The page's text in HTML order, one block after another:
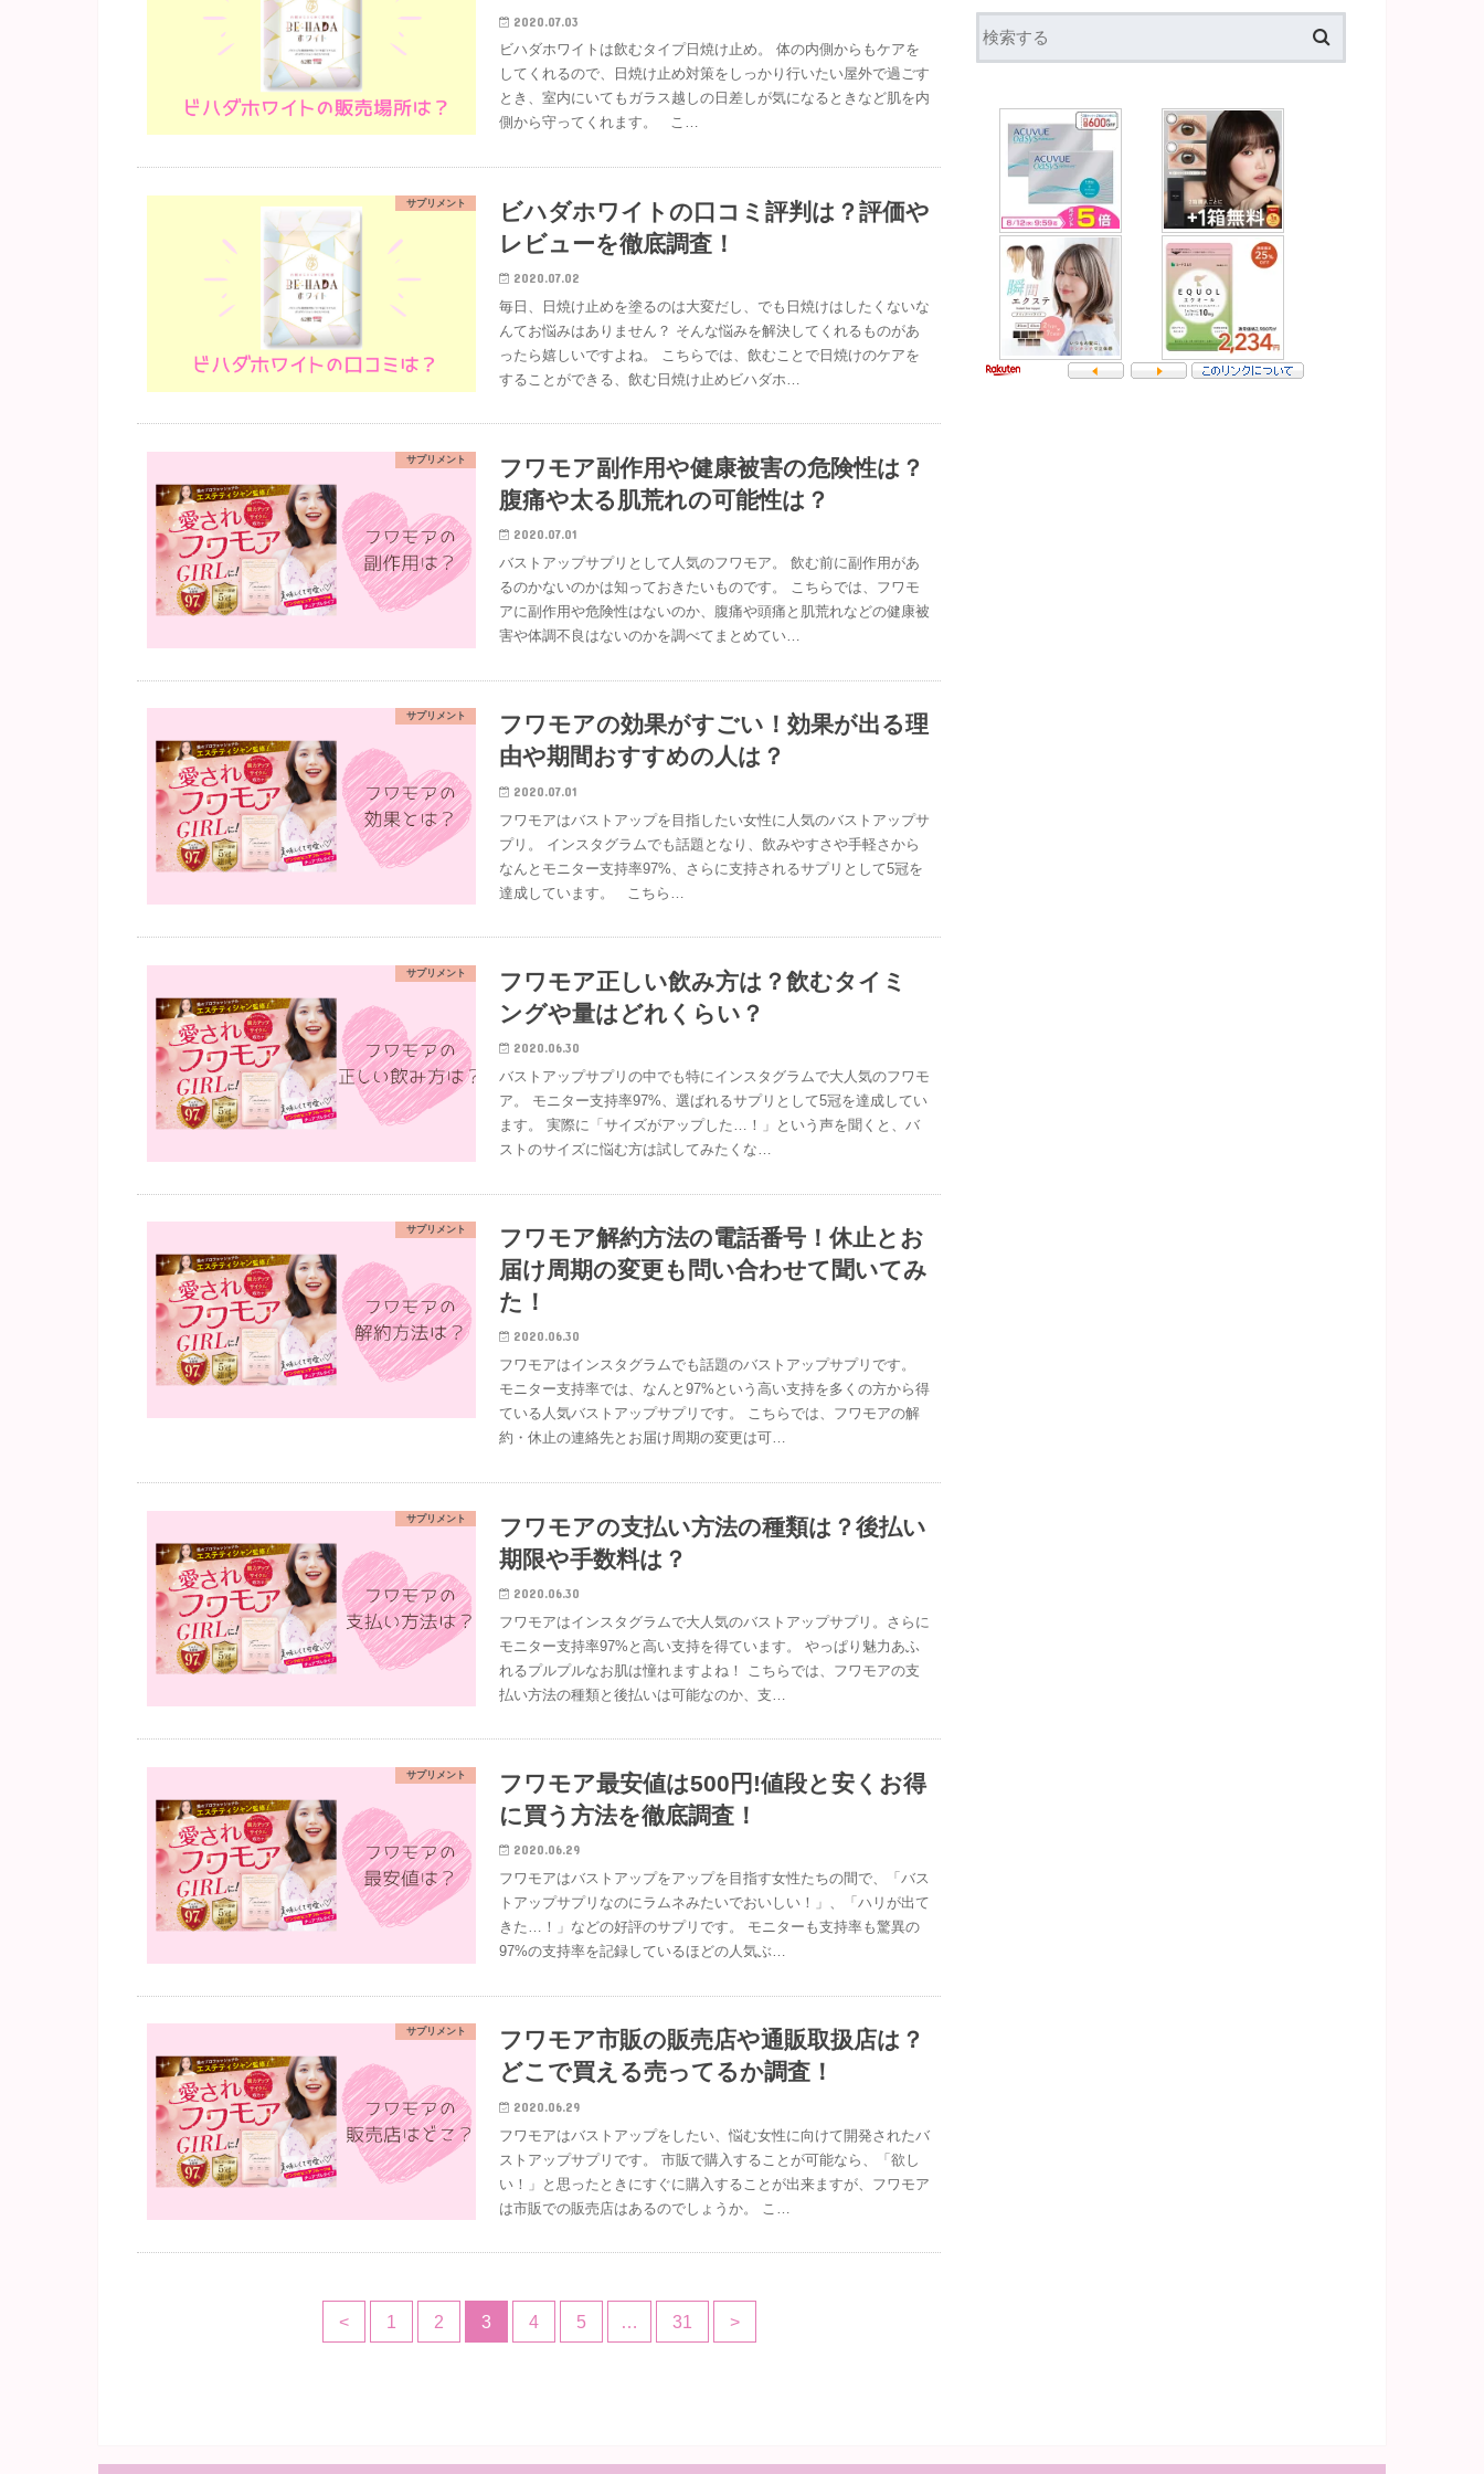
2020.07.03
ビハダホワイトは飲むタイプ日焼け止め。 体の内側からもケアを
してくれるので、日焼け止め対策をしっかり行いたい屋外で過ごす
とき、室内にいてもガラス越しの日差しが気になるときなど肌を内
側から守ってくれます。 こ…
サプリメント
ビハダホワイトの口コミ評判は？評価や
レビューを徹底調査！
2020.07.02
毎日、日焼け止めを塗るのは大変だし、でも日焼けはしたくないな
んてお悩みはありません？ そんな悩みを解決してくれるものがあ
ったら嬉しいですよね。 こちらでは、飲むことで日焼けのケアを
することができる、飲む日焼け止めビハダホ…
サプリメント
フワモア副作用や健康被害の危険性は？
腹痛や太る肌荒れの可能性は？
2020.07.01
バストアップサプリとして人気のフワモア。 飲む前に副作用があ
るのかないのかは知っておきたいものです。 こちらでは、フワモ
アに副作用や危険性はないのか、腹痛や頭痛と肌荒れなどの健康被
害や体調不良はないのかを調べてまとめてい…
サプリメント
フワモアの効果がすごい！効果が出る理
由や期間おすすめの人は？
2020.07.01
フワモアはバストアップを目指したい女性に人気のバストアップサ
プリ。 インスタグラムでも話題となり、飲みやすさや手軽さから
なんとモニター支持率97%、さらに支持されるサプリとして5冠を
達成しています。 こちら…
サプリメント
フワモア正しい飲み方は？飲むタイミ
ングや量はどれくらい？
2020.06.30
バストアップサプリの中でも特にインスタグラムで大人気のフワモ
ア。 モニター支持率97%、選ばれるサプリとして5冠を達成してい
ます。 実際に「サイズがアップした…！」という声を聞くと、バ
ストのサイズに悩む方は試してみたくな…
サプリメント
フワモア解約方法の電話番号！休止とお
届け周期の変更も問い合わせて聞いてみ
た！
2020.06.30
フワモアはインスタグラムでも話題のバストアップサプリです。
モニター支持率では、なんと97%という高い支持を多くの方から得
ている人気バストアップサプリです。 こちらでは、フワモアの解
約・休止の連絡先とお届け周期の変更は可…
サプリメント
フワモアの支払い方法の種類は？後払い
期限や手数料は？
2020.06.30
フワモアはインスタグラムで大人気のバストアップサプリ。さらに
モニター支持率97%と高い支持を得ています。 やっぱり魅力あふ
れるプルプルなお肌は憧れますよね！ こちらでは、フワモアの支
払い方法の種類と後払いは可能なのか、支…
サプリメント
フワモア最安値は500円!値段と安くお得
に買う方法を徹底調査！
2020.06.29
フワモアはバストアップをアップを目指す女性たちの間で、「バス
トアップサプリなのにラムネみたいでおいしい！」、「ハリが出て
きた…！」などの好評のサプリです。 モニターも支持率も驚異の
97%の支持率を記録しているほどの人気ぶ…
サプリメント
フワモア市販の販売店や通販取扱店は？
どこで買える売ってるか調査！
2020.06.29
フワモアはバストアップをしたい、悩む女性に向けて開発されたバ
ストアップサプリです。 市販で購入することが可能なら、「欲し
い！」と思ったときにすぐに購入することが出来ますが、フワモア
は市販での販売店はあるのでしょうか。 こ…
< 1 2 3 4 5 31 >